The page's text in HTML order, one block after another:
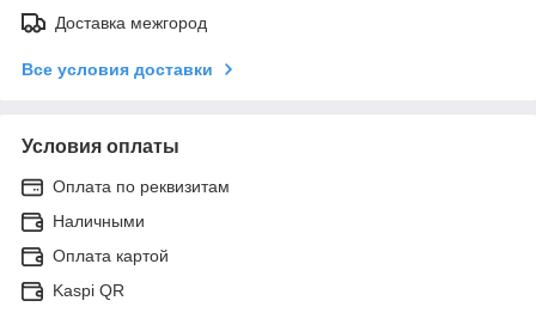
Доставка межгород
Все условия доставки
Условия оплаты
Оплата по реквизитам
Наличными
Оплата картой
Kaspi QR